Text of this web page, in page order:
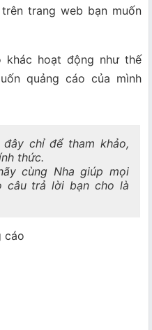
trang web bạn muốn
hoạt động như thế
quảng cáo của mình
chỉ để tham khảo,
thức.
cùng Nha giúp mọi
câu trả lời bạn cho là
cáo